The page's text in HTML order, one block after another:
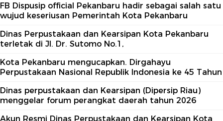
FB Dispusip official Pekanbaru hadir sebagai salah satu
wujud keseriusan Pemerintah Kota Pekanbaru
Dinas Perpustakaan dan Kearsipan Kota Pekanbaru
terletak di Jl. Dr. Sutomo No.1,
Kota Pekanbaru mengucapkan. Dirgahayu
Perpustakaan Nasional Republik Indonesia ke 45 Tahun
Dinas perpustakaan dan Kearsipan (Dipersip Riau)
menggelar forum perangkat daerah tahun 2026
Akun Resmi Dinas Perpustakaan dan Kearsipan Kota